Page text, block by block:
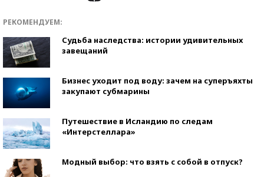
РЕКОМЕНДУЕМ:
Судьба наследства: истории удивительных
завещаний
Бизнес уходит под воду: зачем на суперъяхты
закупают субмарины
Путешествие в Исландию по следам
«Интерстеллара»
Модный выбор: что взять с собой в отпуск?